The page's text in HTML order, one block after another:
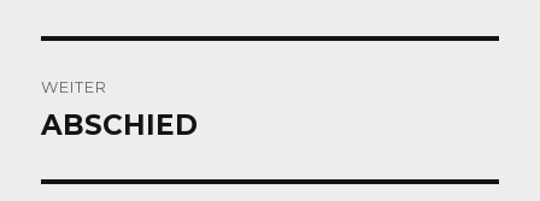
WEITER
Nächster
ABSCHIED